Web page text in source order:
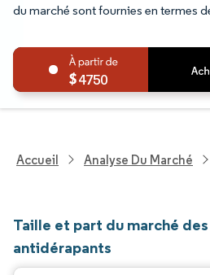
du marché sont fournies en termes
4750
Accueil Analyse Du Marché
Taille et part du marché
antidérapants